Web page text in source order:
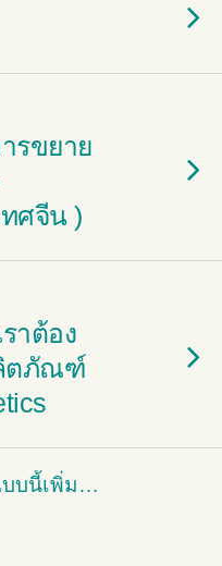
รขยาย
ทศจีน )
าต้อง
ตภัณฑ์
บนี้เพิ่ม…